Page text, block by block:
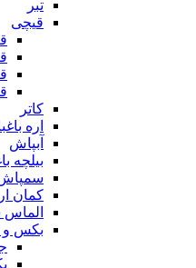
تبر
قیچی
کاتر
اره
آبپاش
بیلچه
کمان
الماس
بکس و